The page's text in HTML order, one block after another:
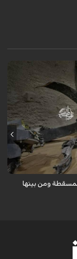
الأمريكية
الثوري.
ومن بينها